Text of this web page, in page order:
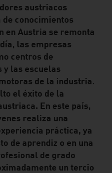
austriacos
conocimientos
en Austria se remonta
las empresas
centros de
y las escuelas
de la industria.
el éxito de la
En este país,
realiza una
práctica, ya
de aprendiz o en una
de grado
un tercio